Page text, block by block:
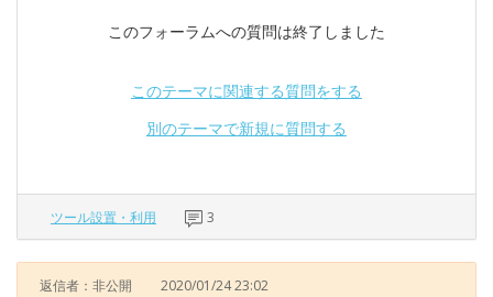
このフォーラムへの質問は終了しました
このテーマに関連する質問をする
別のテーマで新規に質問する
ツール設置・利用 3
返信者：非公開 2020/01/24 23:02